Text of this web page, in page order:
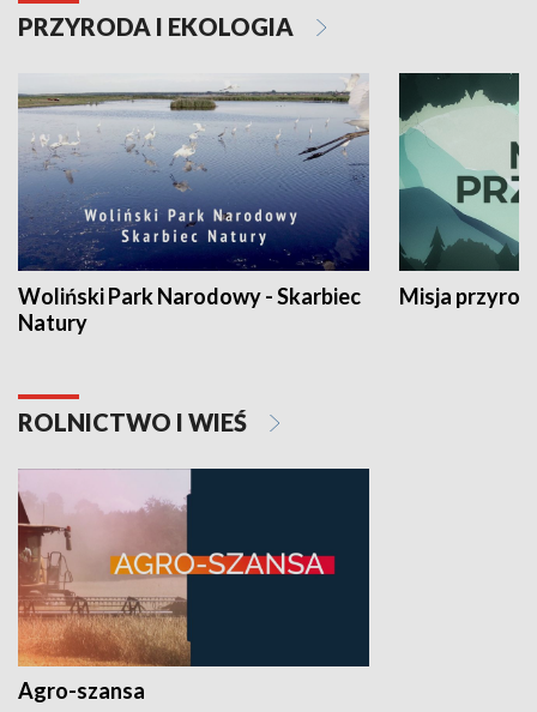
PRZYRODA I EKOLOGIA
Woliński Park Narodowy - Skarbiec
Natury
Misja
ROLNICTWO I WIEŚ
Agro-szansa